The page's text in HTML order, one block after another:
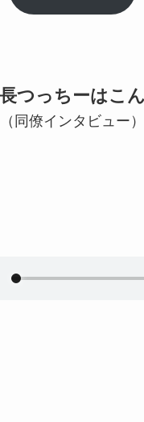
つっちーはこ
（同僚インタビュー）